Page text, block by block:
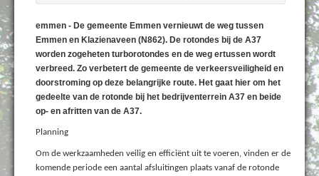
emmen - De gemeente Emmen vernieuwt de weg tussen
Emmen en Klazienaveen (N862). De rotondes bij de A37
worden zogeheten turborotondes en de weg ertussen wordt
verbreed. Zo verbetert de gemeente de verkeersveiligheid en
doorstroming op deze belangrijke route. Het gaat hier om het
gedeelte van de rotonde bij het bedrijventerrein A37 en beide
op- en afritten van de A37.
Planning
Om de werkzaamheden veilig en efficiënt uit te voeren, vinden er de
komende periode een aantal afsluitingen plaats vanaf de rotonde